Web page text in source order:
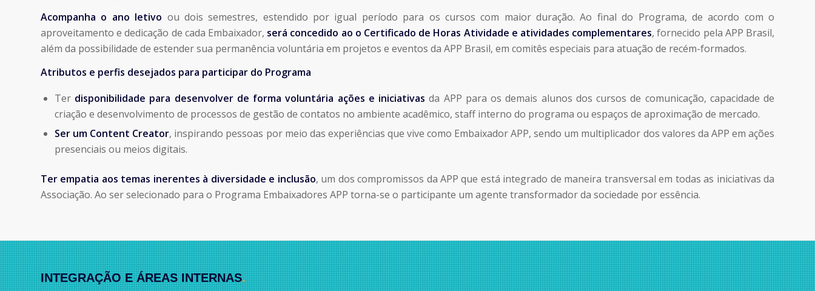
Acompanha o ano letivo ou dois semestres, estendido por igual período para os cursos com maior duração. Ao final do Programa, de acordo com o
aproveitamento e dedicação de cada Embaixador, será concedido ao o Certificado de Horas Atividade e atividades complementares, fornecido pela APP Brasil,
além da possibilidade de estender sua permanência voluntária em projetos e eventos da APP Brasil, em comitês especiais para atuação de recém-formados.
Atributos e perfis desejados para participar do Programa
Ter disponibilidade para desenvolver de forma voluntária ações e iniciativas da APP para os demais alunos dos cursos de comunicação, capacidade de
criação e desenvolvimento de processos de gestão de contatos no ambiente acadêmico, staff interno do programa ou espaços de aproximação de mercado.
Ser um Content Creator, inspirando pessoas por meio das experiências que vive como Embaixador APP, sendo um multiplicador dos valores da APP em ações
presenciais ou meios digitais.
Ter empatia aos temas inerentes à diversidade e inclusão, um dos compromissos da APP que está integrado de maneira transversal em todas as iniciativas da
Associação. Ao ser selecionado para o Programa Embaixadores APP torna-se o participante um agente transformador da sociedade por essência.
INTEGRAÇÃO E ÁREAS INTERNAS.